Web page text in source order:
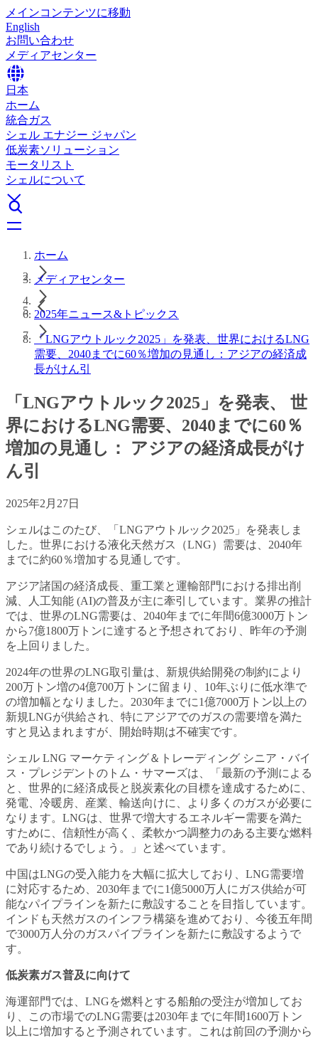
メインコンテンツに移動
English
お問い合わせ
メディアセンター
日本
ホーム
統合ガス
シェル エナジー ジャパン
低炭素ソリューション
モータリスト
シェルについて
ホーム
メディアセンター
2025年ニュース&トピックス
「LNGアウトルック2025」を発表、世界におけるLNG
需要、2040までに60％増加の見通し：アジアの経済成
長がけん引
「LNGアウトルック2025」を発表、 世
界におけるLNG需要、2040までに60％
増加の見通し： アジアの経済成長がけ
ん引
2025年2月27日
シェルはこのたび、「LNGアウトルック2025」を発表しま
した。世界における液化天然ガス（LNG）需要は、2040年
までに約60％増加する見通しです。
アジア諸国の経済成長、重工業と運輸部門における排出削
減、人工知能 (AI)の普及が主に牽引しています。業界の推計
では、世界のLNG需要は、2040年までに年間6億3000万トン
から7億1800万トンに達すると予想されており、昨年の予測
を上回りました。
2024年の世界のLNG取引量は、新規供給開発の制約により
200万トン増の4億700万トンに留まり、10年ぶりに低水準で
の増加幅となりました。2030年までに1億7000万トン以上の
新規LNGが供給され、特にアジアでのガスの需要増を満た
すと見込まれますが、開始時期は不確実です。
シェル LNG マーケティング＆トレーディング シニア・バイ
ス・プレジデントのトム・サマーズは、「最新の予測による
と、世界的に経済成長と脱炭素化の目標を達成するために、
発電、冷暖房、産業、輸送向けに、より多くのガスが必要に
なります。LNGは、世界で増大するエネルギー需要を満た
すために、信頼性が高く、柔軟かつ調整力のある主要な燃料
であり続けるでしょう。」と述べています。
中国はLNGの受入能力を大幅に拡大しており、LNG需要増
に対応するため、2030年までに1億5000万人にガス供給が可
能なパイプラインを新たに敷設することを目指しています。
インドも天然ガスのインフラ構築を進めており、今後五年間
で3000万人分のガスパイプラインを新たに敷設するようで
す。
低炭素ガス普及に向けて
海運部門では、LNGを燃料とする船舶の受注が増加してお
り、この市場でのLNG需要は2030年までに年間1600万トン
以上に増加すると予測されています。これは前回の予測から